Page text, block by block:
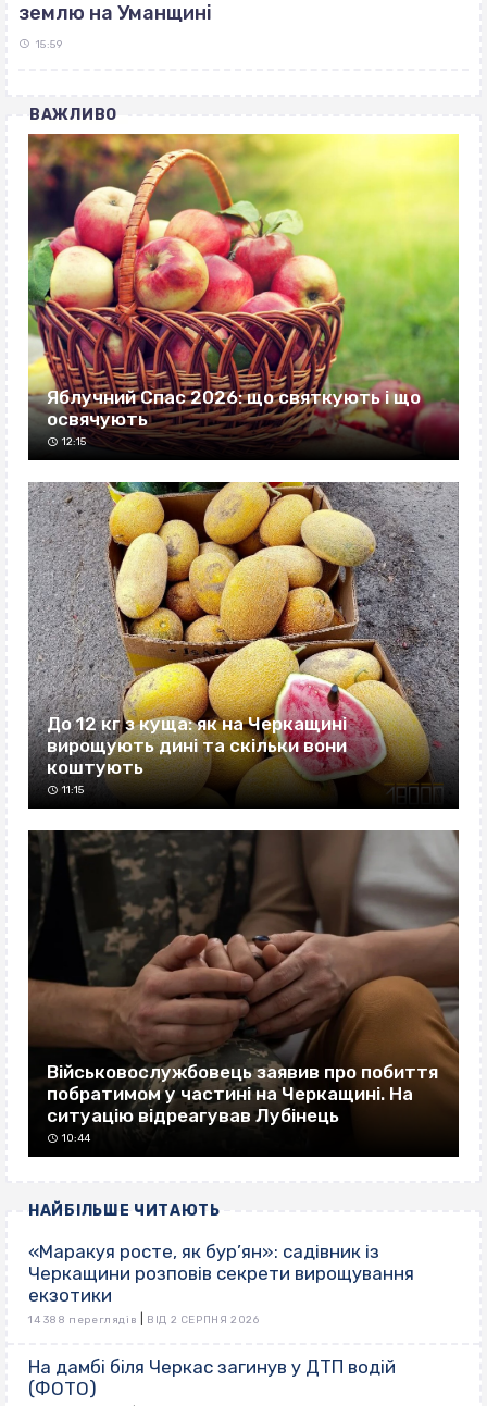
землю на Уманщині
15:59
ВАЖЛИВО
Яблучний Спас 2026: що святкують і що
освячують
12:15
До 12 кг з куща: як на Черкащині
вирощують дині та скільки вони
коштують
11:15
Військовослужбовець заявив про побиття
побратимом у частині на Черкащині. На
ситуацію відреагував Лубінець
10:44
НАЙБІЛЬШЕ ЧИТАЮТЬ
«Маракуя росте, як бур’ян»: садівник із
Черкащини розповів секрети вирощування
екзотики
14 388 переглядів ВІД 2 СЕРПНЯ 2026
На дамбі біля Черкас загинув у ДТП водій
(ФОТО)